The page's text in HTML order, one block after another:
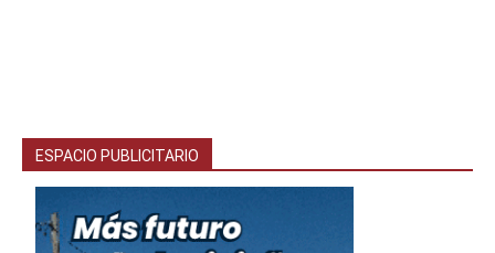
ESPACIO PUBLICITARIO